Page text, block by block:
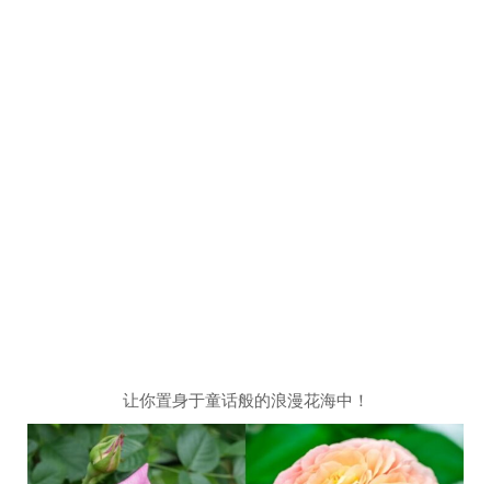
让你置身于童话般的浪漫花海中！